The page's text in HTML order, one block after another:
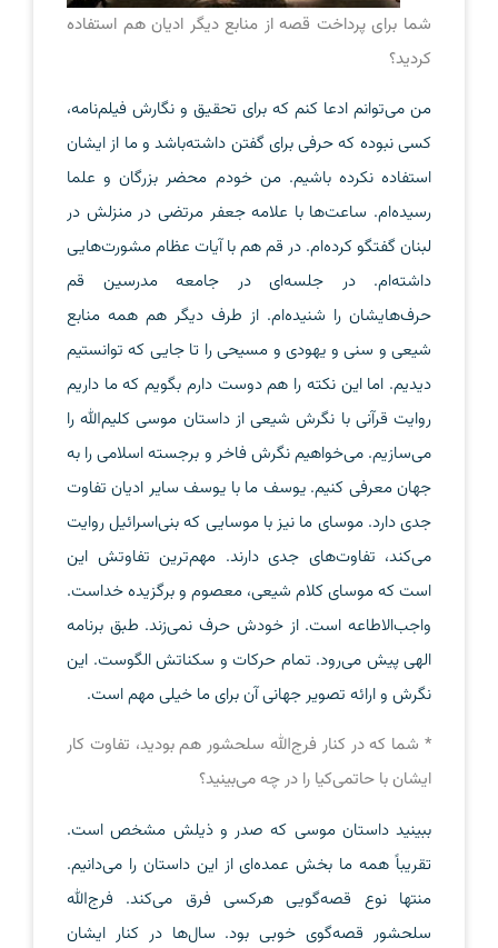
شما برای پرداخت قصه از منابع دیگر ادیان هم استفاده
کردید؟
من می‌توانم ادعا کنم که برای تحقیق و نگارش فیلم‌نامه،
کسی نبوده که حرفی برای گفتن داشته‌باشد و ما از ایشان
استفاده نکرده باشیم. من خودم محضر بزرگان و علما
رسیده‌ام. ساعت‌ها با علامه جعفر مرتضی در منزلش در
لبنان گفتگو کرده‌ام. در قم هم با آیات عظام مشورت‌هایی
داشته‌ام. در جلسه‌ای در جامعه مدرسین قم
حرف‌هایشان را شنیده‌ام. از طرف دیگر هم همه منابع
شیعی و سنی و یهودی و مسیحی را تا جایی که توانستیم
دیدیم. اما این نکته را هم دوست دارم بگویم که ما داریم
روایت قرآنی با نگرش شیعی از داستان موسی کلیم‌الله را
می‌سازیم. می‌خواهیم نگرش فاخر و برجسته اسلامی را به
جهان معرفی کنیم. یوسف ما با یوسف سایر ادیان تفاوت
جدی دارد. موسای ما نیز با موسایی که بنی‌اسرائیل روایت
می‌کند، تفاوت‌های جدی دارند. مهم‌ترین تفاوتش این
است که موسای کلام شیعی، معصوم و برگزیده خداست.
واجب‌الاطاعه است. از خودش حرف نمی‌زند. طبق برنامه
الهی پیش می‌رود. تمام حرکات و سکناتش الگوست. این
نگرش و ارائه تصویر جهانی آن برای ما خیلی مهم است.
* شما که در کنار فرج‌الله سلحشور هم بودید، تفاوت کار
ایشان با حاتمی‌کیا را در چه می‌بینید؟
ببینید داستان موسی که صدر و ذیلش مشخص است.
تقریباً همه ما بخش عمده‌ای از این داستان را می‌دانیم.
منتها نوع قصه‌گویی هرکسی فرق می‌کند. فرج‌الله
سلحشور قصه‌گوی خوبی بود. سال‌ها در کنار ایشان